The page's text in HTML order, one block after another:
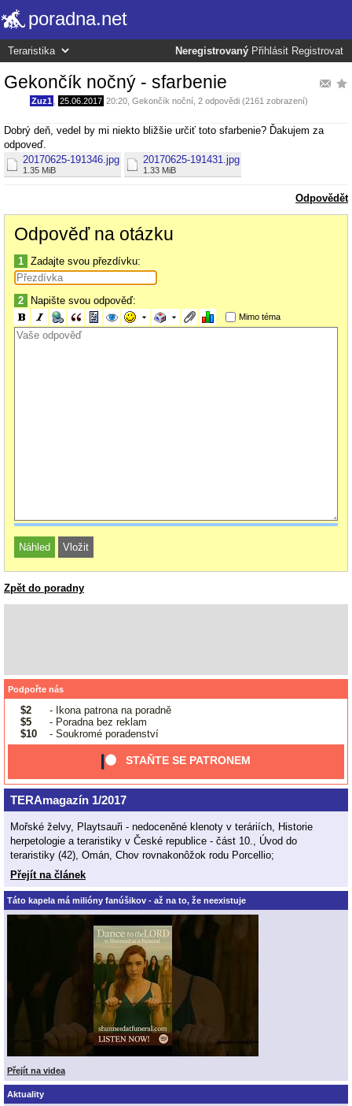
poradna.net
Neregistrovaný Přihlásit Registrovat
Gekončík nočný - sfarbenie
Zuz1 25.06.2017 20:20 Gekončík noční , 2 odpovědi (2161 zobrazení)
Dobrý deň, vedel by mi niekto bližšie určiť toto sfarbenie? Ďakujem za
odpoveď.
20170625-191346.jpg
1.35 MiB
20170625-191431.jpg
1.33 MiB
Odpovědět
Odpověď na otázku
1 Zadajte svou přezdívku:
2 Napište svou odpověď:
Mimo téma
Zpět do poradny
Podpořte nás
$2
- Ikona patrona na poradně
$5
- Poradna bez reklam
$10
- Soukromé poradenství
STAŇTE SE PATRONEM
TERAmagazín 1/2017
Mořské želvy, Playtsauři - nedoceněné klenoty v teráriích, Historie
herpetologie a teraristiky v České republice - část 10., Úvod do
teraristiky (42), Omán, Chov rovnakonôžok rodu Porcellio;
Přejít na článek
Táto kapela má milióny fanúšikov - až na to, že neexistuje
Přejít na videa
Aktuality